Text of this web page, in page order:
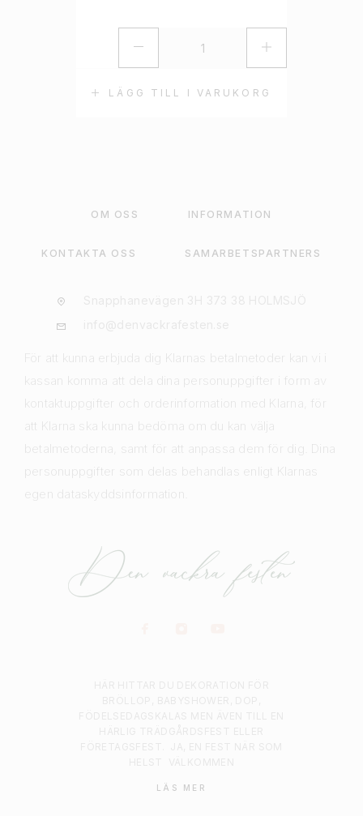
LÄGG TILL I VARUKORG
OM OSS INFORMATION
KONTAKTA OSS SAMARBETSPARTNERS
För att kunna erbjuda dig Klarnas betalmetoder kan vi i
kassan komma att dela dina personuppgifter i form av
kontaktuppgifter och orderinformation med Klarna, för
att Klarna ska kunna bedöma om du kan välja
betalmetoderna, samt för att anpassa dem för dig. Dina
personuppgifter som delas behandlas enligt Klarnas
egen dataskyddsinformation.
LÄS MER